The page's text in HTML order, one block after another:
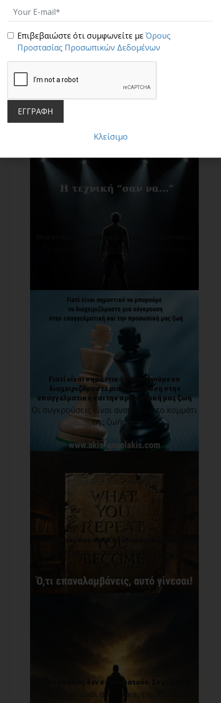
Μην πέφτεις στην παγίδα των συγκρίσεων!
Οι άνθρωποι έχουν επιθυμίες. Κάποιοι
θέλουν να προ[...]
Γιατί είναι σημαντικό να μπορούμε να
διαχειριζόμαστε μια σύγκρουση στην
επαγγελματική και την προσωπική μας ζωή
Οι συγκρούσεις είναι αναπόφευκτο κομμάτι
της ζωής [...]
Οι συνήθειες σου αποκαλύπτουν το μέλλον σου.
Οι συνήθειες σου αποκαλύπτουν το μέλλον
Οι δυσκολίες δεν σε σταματούν. Σε χτίζουν!
Η ζωή δεν είναι ούτε δίκαιη, ούτε άδικη.
Επιβεβαιώστε ότι συμφωνείτε μεΌρους
Προστασίας Προσωπικών Δεδομένων
ΕΓΓΡΑΦΗ
Κλείσιμο